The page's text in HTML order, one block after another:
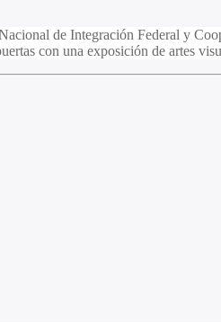
de Integración Federal y
con una exposición de artes